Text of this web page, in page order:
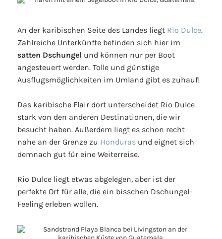
An der karibischen Seite des Landes liegt Rio Dulce.
Zahlreiche Unterkünfte befinden sich hier im
satten Dschungel und können nur per Boot
angesteuert werden. Tolle und günstige
Ausflugsmöglichkeiten im Umland gibt es zuhauf!
Das karibische Flair dort unterscheidet Rio Dulce
stark von den anderen Destinationen, die wir
besucht haben. Außerdem liegt es schon recht
nahe an der Grenze zu Honduras und eignet sich
demnach gut für eine Weiterreise.
Rio Dulce liegt etwas abgelegen, aber ist der
perfekte Ort für alle, die ein bisschen Dschungel-
Feeling erleben wollen.